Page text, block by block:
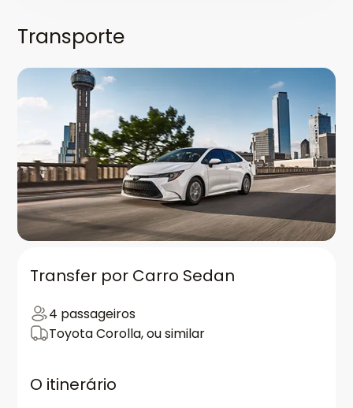
Transporte
Transfer por Carro Sedan
4 passageiros
Toyota Corolla, ou similar
O itinerário